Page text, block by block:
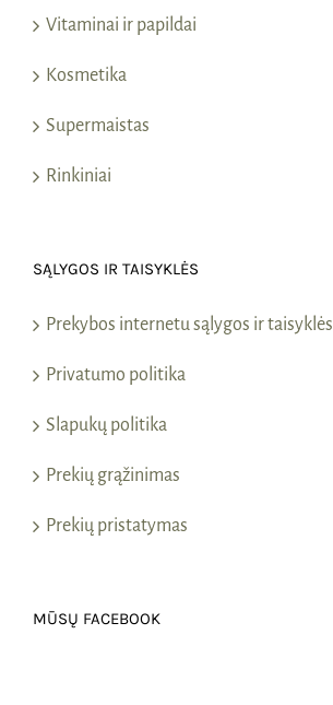
Vitaminai ir papildai
Kosmetika
Supermaistas
Rinkiniai
SĄLYGOS IR TAISYKLĖS
Prekybos internetu sąlygos ir taisyklės
Privatumo politika
Slapukų politika
Prekių grąžinimas
Prekių pristatymas
MŪSŲ FACEBOOK